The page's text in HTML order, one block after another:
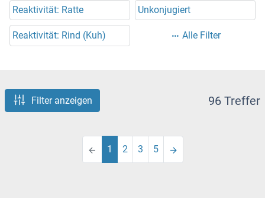
Reaktivität: Ratte Unkonjugiert
Reaktivität: Rind (Kuh) Alle Filter
Filter anzeigen 96 Treffer
1 2 3 5